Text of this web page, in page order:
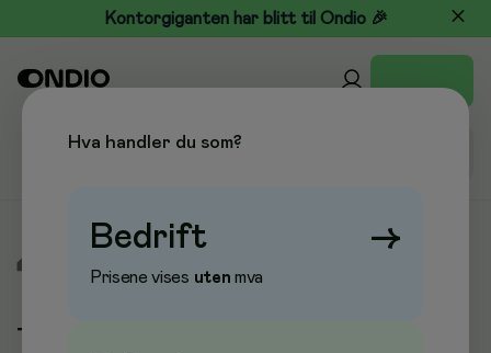
Kontorgiganten har blitt til Ondio 🎉
TORK
Hva handler du som?
Bedrift →
Prisene vises uten mva